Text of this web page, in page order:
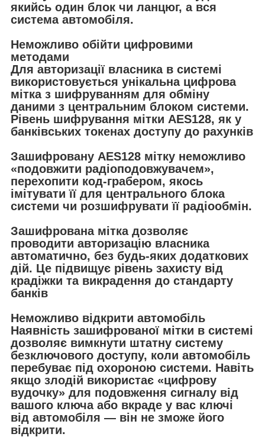
якийсь один блок чи ланцюг, а вся
система автомобіля.
Неможливо обійти цифровими
методами
Для авторизації власника в системі
використовується унікальна цифрова
мітка з шифруванням для обміну
даними з центральним блоком системи.
Рівень шифрування мітки AES128, як у
банківських токенах доступу до рахунків
Зашифровану AES128 мітку неможливо
«подовжити радіоподовжувачем»,
перехопити код-грабером, якось
імітувати її для центрального блока
системи чи розшифрувати її радіообмін.
Зашифрована мітка дозволяє
проводити авторизацію власника
автоматично, без будь-яких додаткових
дій. Це підвищує рівень захисту від
крадіжки та викрадення до стандарту
банків
Неможливо відкрити автомобіль
Наявність зашифрованої мітки в системі
дозволяє вимкнути штатну систему
безключового доступу, коли автомобіль
перебуває під охороною системи. Навіть
якщо злодій використає «цифрову
вудочку» для подовження сигналу від
вашого ключа або вкраде у вас ключі
від автомобіля — він не зможе його
відкрити.